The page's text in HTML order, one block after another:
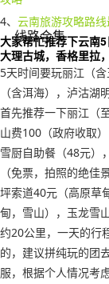
线路合集
4、 云南旅游攻略路
大家帮忙推荐下云南
大理古城，香格里拉
5天时间要玩丽江（含
（含洱海），泸沽湖
首先推荐一下丽江（
山费100（政府收取
雪厨自助餐（48元）
（免票，拍照的绝
坪索道40元（高原草
甸，雪山），玉龙雪
约20公里，一天的行
的，建议拼纯玩的团
服，根据个人情况考